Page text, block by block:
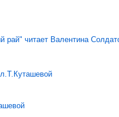
рай" читает Валентина